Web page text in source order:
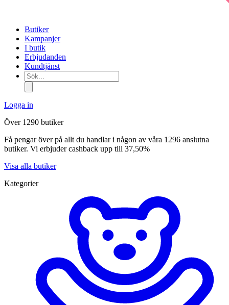
Butiker
Kampanjer
I butik
Erbjudanden
Kundtjänst
Sök...
Logga in
Över 1290 butiker
Få pengar över på allt du handlar i någon av våra 1296 anslutna
butiker. Vi erbjuder cashback upp till 37,50%
Visa alla butiker
Kategorier